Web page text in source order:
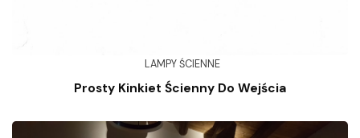
LAMPY ŚCIENNE
Prosty Kinkiet Ścienny Do Wejścia